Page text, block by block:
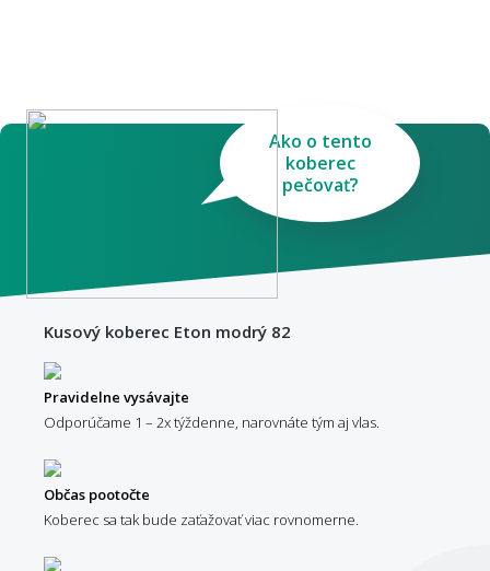
Ako o tento
koberec
pečovať?
Kusový koberec Eton modrý 82
Pravidelne vysávajte
Odporúčame 1 – 2x týždenne, narovnáte tým aj vlas.
Občas pootočte
Koberec sa tak bude zaťažovať viac rovnomerne.